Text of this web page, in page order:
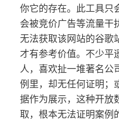
你它的存在。此工具只
会被竞价广告等流量干
无法获取该网站的谷歌
才有参考价值。不少平
人，喜欢扯一堆著名公
例里，却无任何证明；
据作为展示，这种开放
取，根本无法证明案例